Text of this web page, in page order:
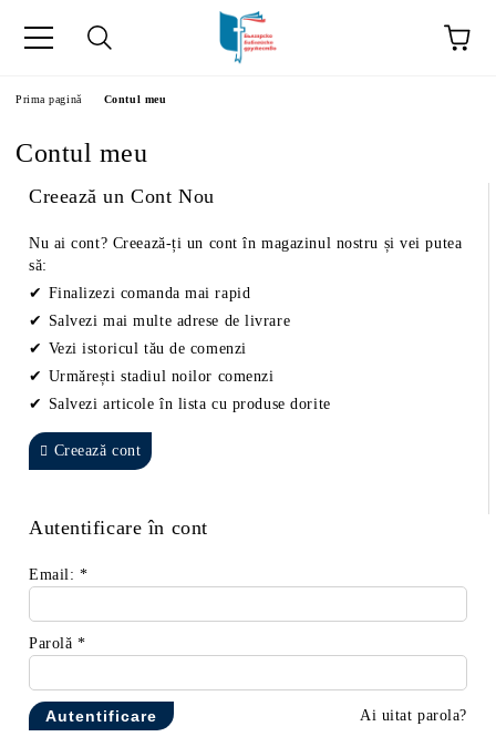
Prima pagină Contul meu
Contul meu
Creează un Cont Nou
Nu ai cont? Creează-ți un cont în magazinul nostru și vei putea
să:
Finalizezi comanda mai rapid
Salvezi mai multe adrese de livrare
Vezi istoricul tău de comenzi
Urmărești stadiul noilor comenzi
Salvezi articole în lista cu produse dorite
Creează cont
Autentificare în cont
Email: *
Parolă *
Ai uitat parola?